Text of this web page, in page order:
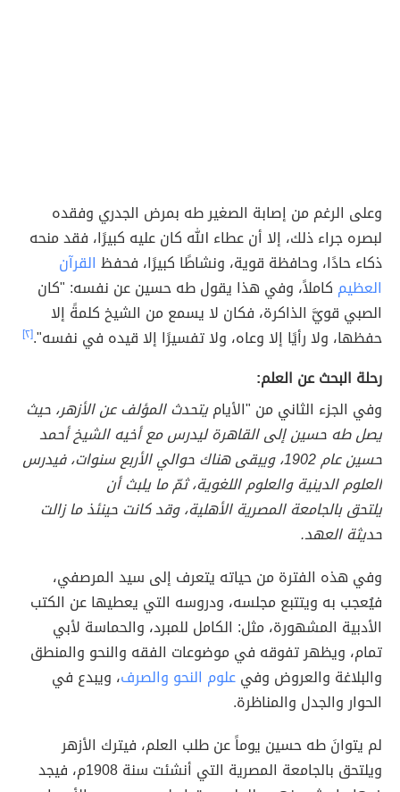
وعلى الرغم من إصابة الصغير طه بمرض الجدري وفقده
لبصره جراء ذلك، إلا أن عطاء الله كان عليه كبيرًا، فقد منحه
ذكاء حادًا، وحافظة قوية، ونشاطًا كبيرًا، فحفظ القرآن
العظيم كاملاً، وفي هذا يقول طه حسين عن نفسه: "كان
الصبي قويَّ الذاكرة، فكان لا يسمع من الشيخ كلمةً إلا
حفظها، ولا رأيًا إلا وعاه، ولا تفسيرًا إلا قيده في نفسه".[٢]
رحلة البحث عن العلم:
وفي الجزء الثاني من "الأياميتحدث المؤلف عن الأزهر، حيث
يصل طه حسين إلى القاهرة ليدرس مع أخيه الشيخ أحمد
حسين عام 1902، ويبقى هناك حوالي الأربع سنوات، فيدرس
العلوم الدينية والعلوم اللغوية، ثمّ ما يلبث أن
يلتحق بالجامعة المصرية الأهلية، وقد كانت حينئذ ما زالت
حديثة العهد.
وفي هذه الفترة من حياته يتعرف إلى سيد المرصفي،
فيُعجب به ويتتبع مجلسه، ودروسه التي يعطيها عن الكتب
الأدبية المشهورة، مثل: الكامل للمبرد، والحماسة لأبي
تمام، ويظهر تفوقه في موضوعات الفقه والنحو والمنطق
والبلاغة والعروض وفيعلوم النحو والصرف، ويبدع في
الحوار والجدل والمناظرة.
لم يتوانَ طه حسين يوماً عن طلب العلم، فيترك الأزهر
ويلتحق بالجامعة المصرية التي أنشئت سنة 1908م، فيجد